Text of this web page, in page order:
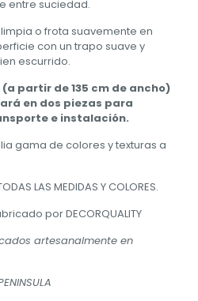
entre suciedad.
o frota suavemente en
con un trapo suave y
escurrido.
partir de 135 cm de ancho)
en dos piezas para
e instalación.
gama de colores y texturas a
LAS MEDIDAS Y COLORES.
por DECORQUALITY
artesanalmente en